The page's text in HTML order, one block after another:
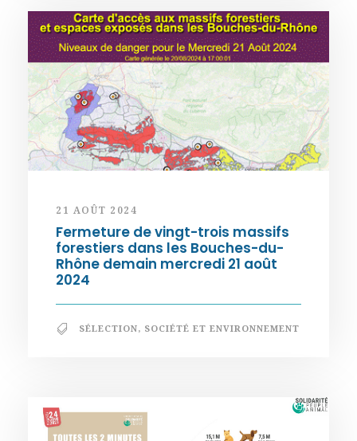
21 AOÛT 2024
Fermeture de vingt-trois massifs
forestiers dans les Bouches-du-
Rhône demain mercredi 21 août
2024
SÉLECTION, SOCIÉTÉ ET ENVIRONNEMENT